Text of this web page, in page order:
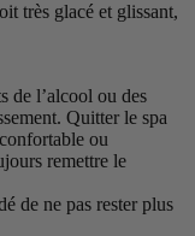
très glacé et glissant,
de l’alcool ou des
Quitter le spa
ou
remettre le
de ne pas rester plus